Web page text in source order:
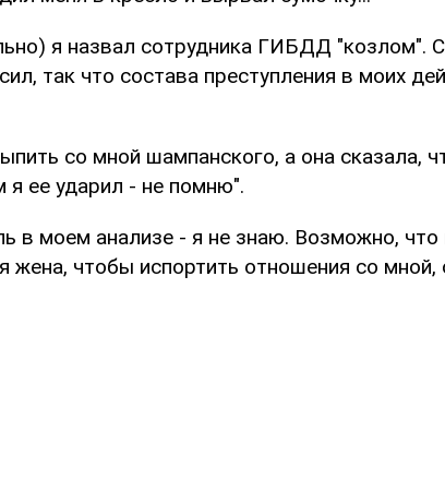
я назвал сотрудника ГИБДД "козлом".
так что состава преступления в моих
со мной шампанского, а она сказала,
я ее ударил - не помню".
в моем анализе - я не знаю. Возможно, что
жена, чтобы испортить отношения со мной,